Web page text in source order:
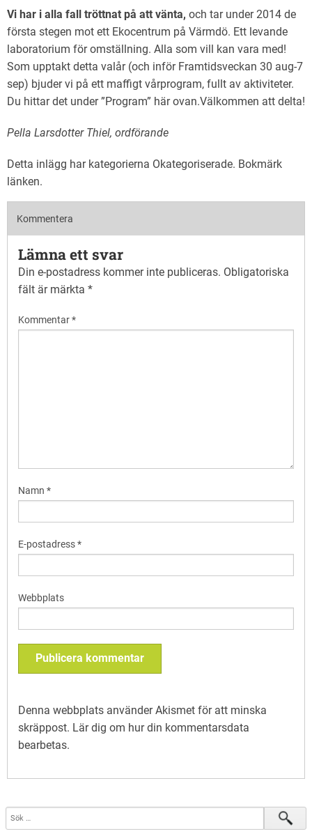
Vi har i alla fall tröttnat på att vänta, och tar under 2014 de
första stegen mot ett Ekocentrum på Värmdö. Ett levande
laboratorium för omställning. Alla som vill kan vara med!
Som upptakt detta valår (och inför Framtidsveckan 30 aug-7
sep) bjuder vi på ett maffigt vårprogram, fullt av aktiviteter.
Du hittar det under ”Program” här ovan.Välkommen att delta!
Pella Larsdotter Thiel, ordförande
Detta inlägg har kategorierna Okategoriserade. Bokmärk
länken.
Kommentera
Lämna ett svar
Din e-postadress kommer inte publiceras. Obligatoriska
fält är märkta *
Kommentar*
Namn *
E-postadress*
Webbplats
Denna webbplats använder Akismet för att minska
skräppost. Lär dig om hur din kommentarsdata
bearbetas.